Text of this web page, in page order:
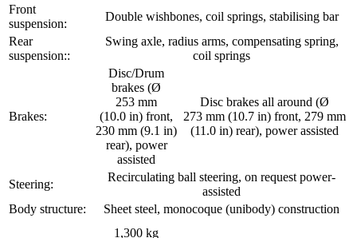
Front
suspension:
Double wishbones, coil springs, stabilising bar
Rear
suspension::
Swing axle, radius arms, compensating spring,
coil springs
Brakes:
Disc/Drum
brakes (Ø
253 mm
(10.0 in) front,
230 mm (9.1 in)
rear), power
assisted
Disc brakes all around (Ø
273 mm (10.7 in) front, 279 mm
(11.0 in) rear), power assisted
Steering:
Recirculating ball steering, on request power-
assisted
Body structure:
Sheet steel, monocoque (unibody) construction
1,300 kg